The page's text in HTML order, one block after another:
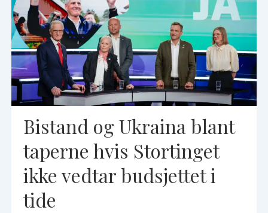
Bistand og Ukraina blant
taperne hvis Stortinget
ikke vedtar budsjettet i
tide